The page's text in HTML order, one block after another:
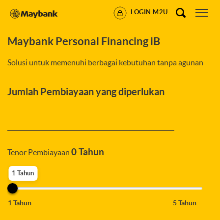
LOGIN M2U
Maybank Personal Financing iB
Solusi untuk memenuhi berbagai kebutuhan tanpa agunan
Jumlah Pembiayaan yang diperlukan
Tenor Pembiayaan 0Tahun
1 Tahun
1 Tahun 5 Tahun